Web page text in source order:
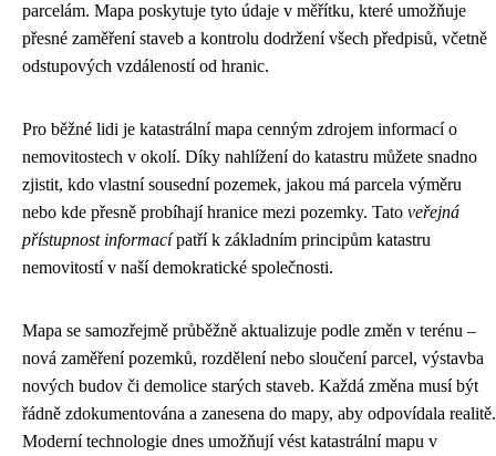
parcelám. Mapa poskytuje tyto údaje v měřítku, které umožňuje
přesné zaměření staveb a kontrolu dodržení všech předpisů, včetně
odstupových vzdáleností od hranic.
Pro běžné lidi je katastrální mapa cenným zdrojem informací o
nemovitostech v okolí. Díky nahlížení do katastru můžete snadno
zjistit, kdo vlastní sousední pozemek, jakou má parcela výměru
nebo kde přesně probíhají hranice mezi pozemky. Tato veřejná
přístupnost informacípatří k základním principům katastru
nemovitostí v naší demokratické společnosti.
Mapa se samozřejmě průběžně aktualizuje podle změn v terénu –
nová zaměření pozemků, rozdělení nebo sloučení parcel, výstavba
nových budov či demolice starých staveb. Každá změna musí být
řádně zdokumentována a zanesena do mapy, aby odpovídala realitě.
Moderní technologie dnes umožňují vést katastrální mapu v